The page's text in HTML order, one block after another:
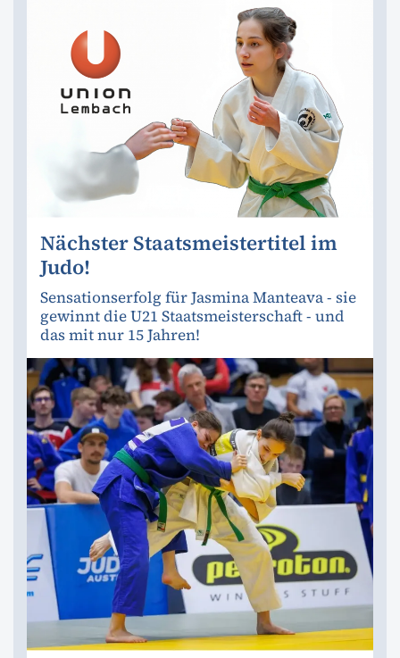
Nächster Staatsmeistertitel im
Judo!
Sensationserfolg für Jasmina Manteava - sie
gewinnt die U21 Staatsmeisterschaft - und
das mit nur 15 Jahren!